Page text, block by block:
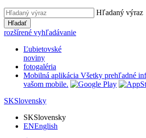
Hľadaný výraz
Hľadať
rozšírené vyhľadávanie
Ľubietovské
noviny
fotogaléria
Mobilná aplikácia Všetky prehľadné
vašom mobile.
SKSlovensky
SKSlovensky
ENEnglish